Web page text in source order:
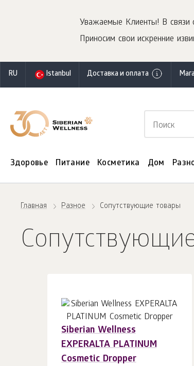
Уважаемые Клиенты! В связи
Приносим свои искренние
RU Istanbul Доставка и оплата
Здоровье Питание Косметика Дом
Главная Разное Сопутствующие товары
Siberian Wellness
EXPERALTA PLATINUM
Cosmetic Dropper
В корзину 1шт.